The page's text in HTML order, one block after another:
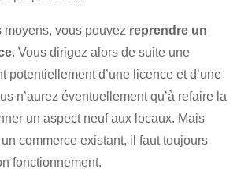
vous pouvez reprendre un
. Vous dirigez alors de suite une
potentiellement d’une licence et d’une
n’aurez éventuellement qu’à refaire la
un aspect neuf aux locaux. Mais
commerce existant, il faut toujours
fonctionnement.